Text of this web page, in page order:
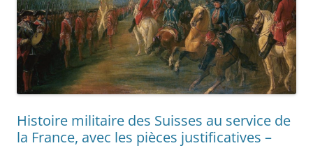
Histoire militaire des Suisses au service de
la France, avec les pièces justificatives –